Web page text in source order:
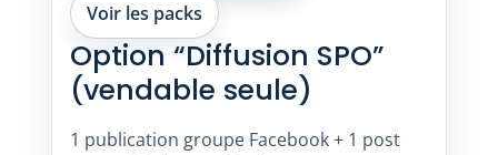
Voir les packs
Option “Diffusion SPO”
(vendable seule)
1 publication groupe Facebook + 1 post